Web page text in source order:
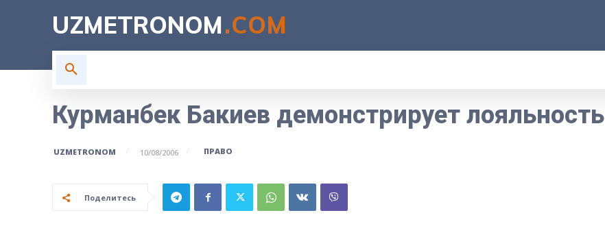
UZMETRONOM.COM
Курманбек Бакиев демонстрирует лояльность
UZMETRONOM 10/08/2006 ПРАВО
Поделитесь